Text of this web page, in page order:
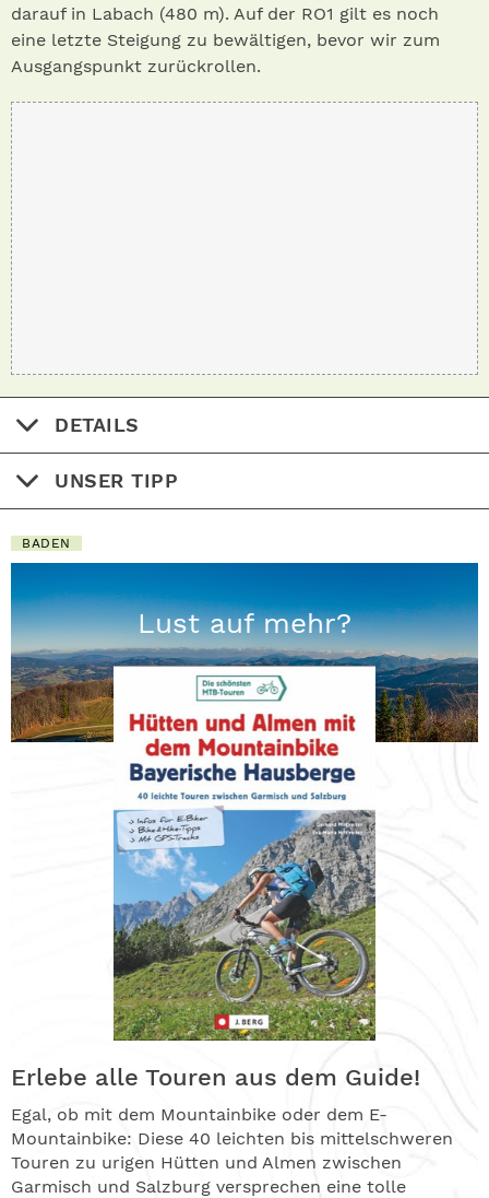
darauf in Labach (480 m). Auf der RO1 gilt es noch
eine letzte Steigung zu bewältigen, bevor wir zum
Ausgangspunkt zurückrollen.
DETAILS
UNSER TIPP
BADEN
Lust auf mehr?
Erlebe alle Touren aus dem Guide!
Egal, ob mit dem Mountainbike oder dem E-
Mountainbike: Diese 40 leichten bis mittelschweren
Touren zu urigen Hütten und Almen zwischen
Garmisch und Salzburg versprechen eine tolle